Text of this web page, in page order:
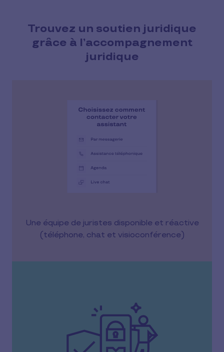
Trouvez un soutien juridique
grâce à l’accompagnement
juridique
Une équipe de juristes disponible et réactive
(téléphone, chat et visioconférence)